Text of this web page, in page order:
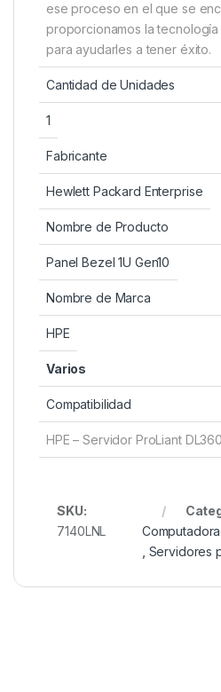
ese proceso en el que se
proporcionamos la
para ayudarles a tener éxito.
Cantidad de Unidades
1
Fabricante
Hewlett Packard Enterprise
Nombre de Producto
Panel Bezel 1U Gen10
Nombre de Marca
HPE
Varios
Compatibilidad
HPE – Servidor ProLiant
SKU:
7140LNL
Servidores